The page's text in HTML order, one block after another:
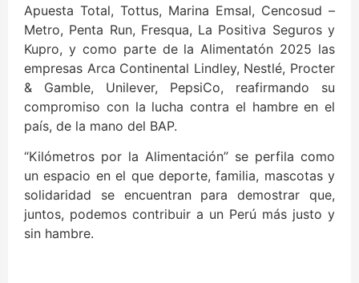
Apuesta Total, Tottus, Marina Emsal, Cencosud –
Metro, Penta Run, Fresqua, La Positiva Seguros y
Kupro, y como parte de la Alimentatón 2025 las
empresas Arca Continental Lindley, Nestlé, Procter
& Gamble, Unilever, PepsiCo, reafirmando su
compromiso con la lucha contra el hambre en el
país, de la mano del BAP.
“Kilómetros por la Alimentación” se perfila como
un espacio en el que deporte, familia, mascotas y
solidaridad se encuentran para demostrar que,
juntos, podemos contribuir a un Perú más justo y
sin hambre.